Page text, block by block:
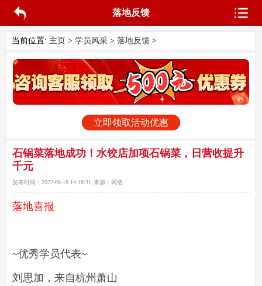
落地反馈
当前位置: 主页 > 学员风采> 落地反馈>
立即领取活动优惠
石锅菜落地成功！水饺店加项石锅菜，日营收提升
千元
发布时间： 2022-08-18 14:18:31 来源： 网络
落地喜报
~优秀学员代表~
刘思加，来自杭州萧山